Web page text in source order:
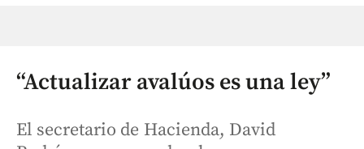
“Actualizar avalúos es una ley”
El secretario de Hacienda, David